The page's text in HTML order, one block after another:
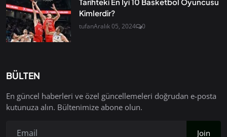
Tarihteki En İyi 10 Basketbol Oyuncusu
Kimlerdir?
tufanAralık 05, 2024 0
BÜLTEN
En güncel haberleri ve özel güncellemeleri doğrudan e-posta
kutunuza alın. Bültenimize abone olun.
Join